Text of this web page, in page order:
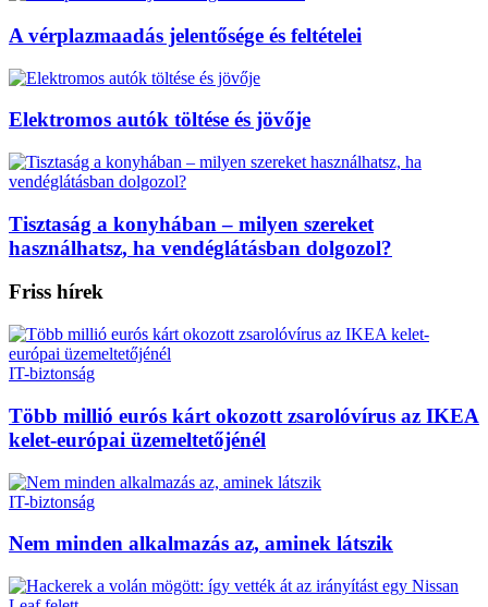
A vérplazmaadás jelentősége és feltételei
Elektromos autók töltése és jövője
Tisztaság a konyhában – milyen szereket
használhatsz, ha vendéglátásban dolgozol?
Friss hírek
IT-biztonság
Több millió eurós kárt okozott zsarolóvírus az IKEA
kelet-európai üzemeltetőjénél
IT-biztonság
Nem minden alkalmazás az, aminek látszik